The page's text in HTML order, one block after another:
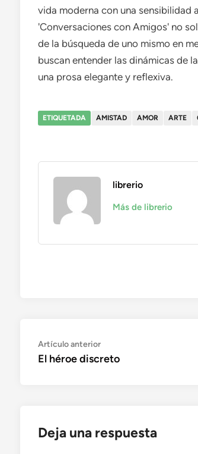
vida moderna con una sensibilidad
'Conversaciones con Amigos' no
de la búsqueda de uno mismo en
buscan entender las dinámicas de
una prosa elegante y reflexiva.
ETIQUETADA AMISTAD AMOR ARTE
librerio
Más de librerio
Navegación
de
Artículo anteriorArtículo
anterior:
El héroe discreto
Deja una respuesta